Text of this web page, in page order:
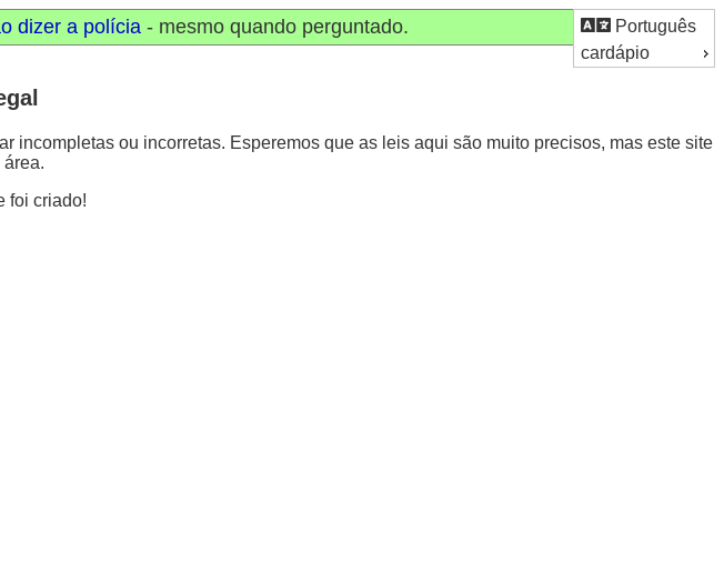
Português
cardápio
dizer a polícia - mesmo quando perguntado.
ou incorretas. Esperemos que as leis aqui são muito precisos, mas este site
foi criado!